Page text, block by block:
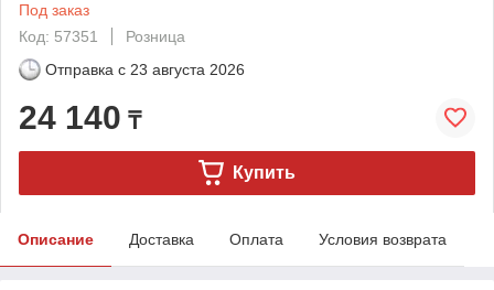
Под заказ
Код: 57351
Розница
Отправка с 23 августа 2026
24 140 ₸
Купить
Описание Доставка Оплата Условия возврата